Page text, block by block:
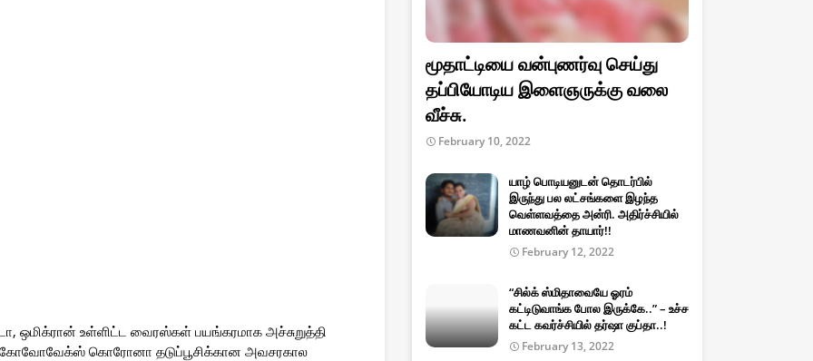
ஒமிக்ரான் உள்ளிட்ட வைரஸ்கள் பயங்கரமாக அச்சுறுத்தி
கோவோவேக்ஸ் கொரோனா தடுப்பூசிக்கான அவசரகால
மூதாட்டியை வன்புணர்வு செய்து
தப்பியோடிய இளைஞருக்கு வலை
வீச்சு.
February 10, 2022
யாழ் பொடியனுடன் தொடர்பில்
இருந்து பல லட்சங்களை இழந்த
வெள்ளவத்தை அன்ரி. அதிர்ச்சியில்
மாணவனின் தாயார்!!
February 12, 2022
“சில்க் ஸ்மிதாவையே ஓரம்
கட்டிடுவாங்க போல இருக்கே..” – உச்ச
கட்ட கவர்ச்சியில் தர்ஷா குப்தா..!
February 13, 2022